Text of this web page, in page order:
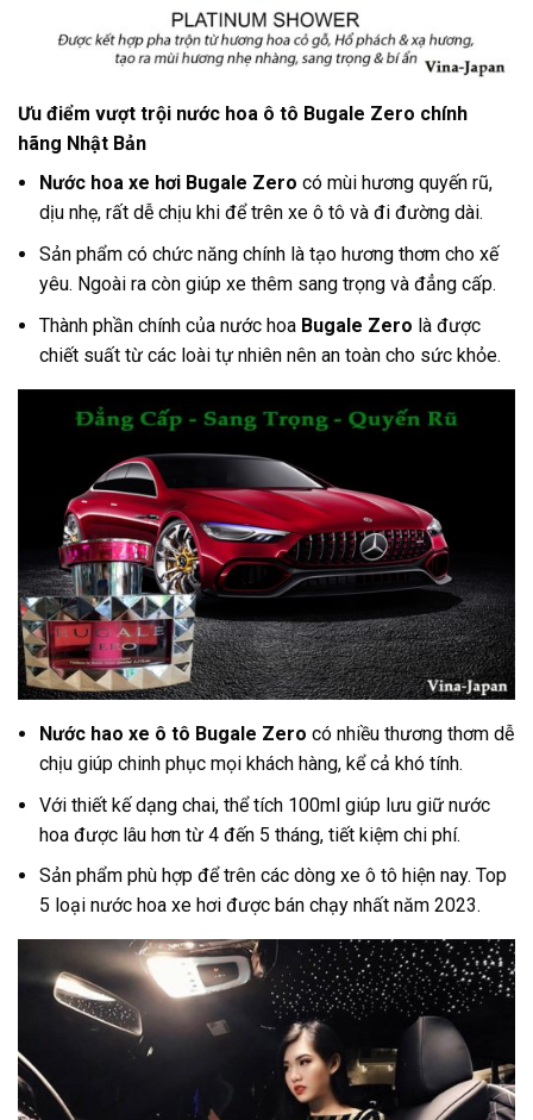
Ưu điểm vượt trội nước hoa ô tô Bugale Zero chính
hãng Nhật Bản
Nước hoa xe hơi Bugale Zero có mùi hương quyến rũ,
dịu nhẹ, rất dễ chịu khi để trên xe ô tô và đi đường dài.
Sản phẩm có chức năng chính là tạo hương thơm cho xế
yêu. Ngoài ra còn giúp xe thêm sang trọng và đẳng cấp.
Thành phần chính của nước hoa Bugale Zero là được
chiết suất từ các loài tự nhiên nên an toàn cho sức khỏe.
Nước hao xe ô tô Bugale Zero có nhiều thương thơm dễ
chịu giúp chinh phục mọi khách hàng, kể cả khó tính.
Với thiết kế dạng chai, thể tích 100ml giúp lưu giữ nước
hoa được lâu hơn từ 4 đến 5 tháng, tiết kiệm chi phí.
Sản phẩm phù hợp để trên các dòng xe ô tô hiện nay. Top
5 loại nước hoa xe hơi được bán chạy nhất năm 2023.